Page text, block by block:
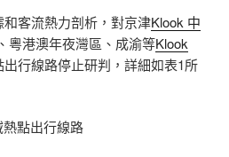
客流熱力剖析，對京津Klook 中
粵港澳年夜灣區、成渝等Klook
行線路停止研判，詳細如表1所
點出行線路